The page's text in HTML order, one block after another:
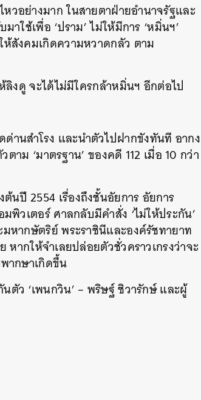
วอย่างมาก ในสายตาฝ่ายอำนาจรัฐและ
ใช้เพื่อ ‘ปราม’ ไม่ให้มีการ ‘หมิ่นฯ’
ห้สังคมเกิดความหวาดกลัว ตาม
ห้ลิงดู จะได้ไม่มีใครกล้าหมิ่นฯ​ อีกต่อไป
านสำโรง และนำตัวไปฝากขังทันที อากง
าม ‘มาตรฐาน’ ของคดี 112 เมื่อ 10 กว่า
นปี 2554 เรื่องถึงชั้นอัยการ อัยการ
วเตอร์ ศาลกลับมีคำสั่ง ‘ไม่ให้ประกัน’
หากษัตริย์ พระราชินีและองค์รัชทายาท
ากให้จำเลยปล่อยตัวชั่วคราวเกรงว่าจะ
ากษาเกิดขึ้น
ตัว ‘เพนกวิน’ – พริษฐ์ ชิวารักษ์ และผู้